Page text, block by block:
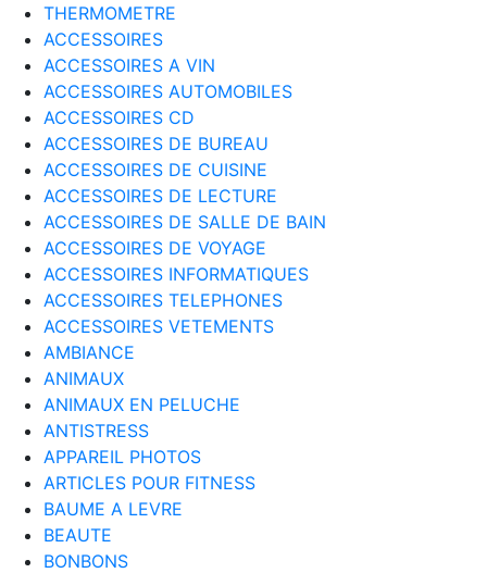
THERMOMETRE
ACCESSOIRES
ACCESSOIRES A VIN
ACCESSOIRES AUTOMOBILES
ACCESSOIRES CD
ACCESSOIRES DE BUREAU
ACCESSOIRES DE CUISINE
ACCESSOIRES DE LECTURE
ACCESSOIRES DE SALLE DE BAIN
ACCESSOIRES DE VOYAGE
ACCESSOIRES INFORMATIQUES
ACCESSOIRES TELEPHONES
ACCESSOIRES VETEMENTS
AMBIANCE
ANIMAUX
ANIMAUX EN PELUCHE
ANTISTRESS
APPAREIL PHOTOS
ARTICLES POUR FITNESS
BAUME A LEVRE
BEAUTE
BONBONS